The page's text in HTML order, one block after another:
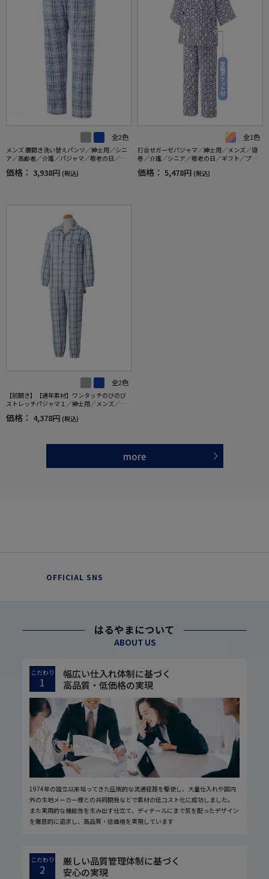
全2色
メンズ 腰開き洗い替えパンツ／紳士用／シニ
ア／高齢者／介護／パジャマ／敬老の日／ギ
フト／プレゼント 【CF】
価格： 3,938円 (税込)
全1色
打合せガーゼパジャマ／紳士用／メンズ／寝
巻／介護／シニア／敬老の日／ギフト／プレ
ゼント 【CF】
価格： 5,478円 (税込)
全2色
【前開き】【通年素材】ワンタッチのびのび
ストレッチパジャマ１／紳士用／メンズ／高
齢者／シニア／名前記入欄付／後ろ長め／ギ
フト／プレゼント 【CF】
価格： 4,378円 (税込)
more
OFFICIAL SNS
はるやまについて
ABOUT US
こだわり
1
幅広い仕入れ体制に基づく
高品質・低価格の実現
1974年の設立以来培ってきた圧倒的な流通経路を駆使し、大量仕入れや国内
外の生地メーカー様との共同開発などで素材の低コスト化に成功しました。
また実用的な機能性を生み出す仕立て、ディテールにまで気を配ったデザイン
を徹底的に追求し、高品質・低価格を実現しています
こだわり
2
厳しい品質管理体制に基づく
安心の実現